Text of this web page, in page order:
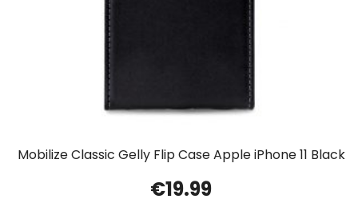
Mobilize Classic Gelly Flip Case Apple iPhone 11 Black
€19.99